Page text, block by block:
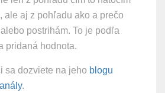
ale aj z pohľadu ako a prečo
postrihám. To je podľa
pridaná hodnota.
sa dozviete na jeho blogu
.